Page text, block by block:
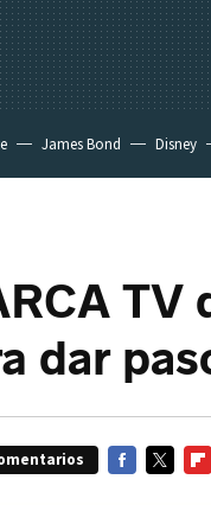
James Bond Disney
TV
dar